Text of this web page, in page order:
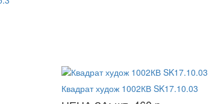
Квадрат худож 1002КВ SK17.10.03